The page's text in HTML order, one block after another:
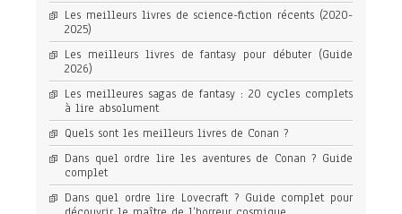
Les meilleurs livres de science-fiction récents (2020-
2025)
Les meilleurs livres de fantasy pour débuter (Guide
2026)
Les meilleures sagas de fantasy : 20 cycles complets
à lire absolument
Quels sont les meilleurs livres de Conan ?
Dans quel ordre lire les aventures de Conan ? Guide
complet
Dans quel ordre lire Lovecraft ? Guide complet pour